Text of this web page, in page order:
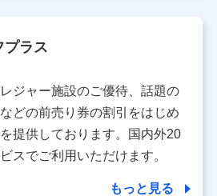
必要な範囲内において個人情報
一部を委託する場合がありま
用
コモとの間で、以下のとおり個
ます。
プラス
ジャー施設のご優待、話題の
どの前売り券の割引をはじめ
提供しております。国内外20
スでご利用いただけます。
もっと見る